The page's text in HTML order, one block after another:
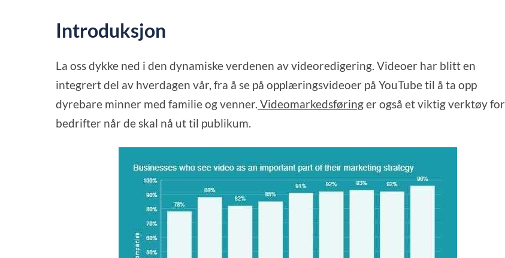
Introduksjon
La oss dykke ned i den dynamiske verdenen av videoredigering. Videoer har blitt en
integrert del av hverdagen vår, fra å se på opplæringsvideoer på YouTube til å ta opp
dyrebare minner med familie og venner. Videomarkedsføringer også et viktig verktøy for
bedrifter når de skal nå ut til publikum.